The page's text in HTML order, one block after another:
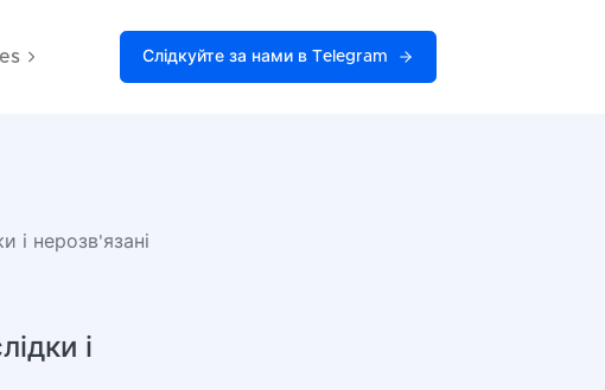
Слідкуйте за нами в Telegram
і нерозв'язані
і